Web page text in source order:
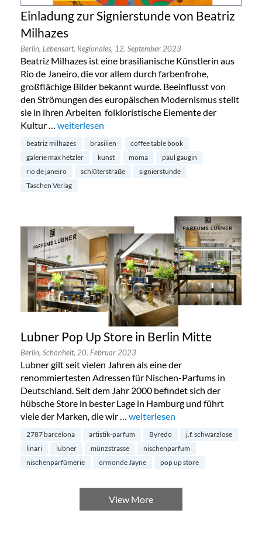
Einladung zur Signierstunde von Beatriz
Milhazes
Berlin, Lebensart, Regionales, 12. September 2023
Beatriz Milhazes ist eine brasilianische Künstlerin aus
Rio de Janeiro, die vor allem durch farbenfrohe,
großflächige Bilder bekannt wurde. Beeinflusst von
den Strömungen des europäischen Modernismus stellt
sie in ihren Arbeiten folkloristische Elemente der
Kultur … „Einladung zur Signierstunde von Beatriz Milhazes“
weiterlesen
beatriz milhazes brasilien
coffee table book
galerie max hetzler
kunst moma
paul gaugin
rio de janeiro
schlüterstraße
signierstunde
Taschen Verlag
Lubner Pop Up Store in Berlin Mitte
Berlin, Schönheit, 20. Februar 2023
Lubner gilt seit vielen Jahren als eine der
renommiertesten Adressen für Nischen-Parfums in
Deutschland. Seit dem Jahr 2000 befindet sich der
hübsche Store in bester Lage in Hamburg und führt
viele der Marken, die wir … „Lubner Pop Up Store in Berlin
weiterlesen
2787 barcelona artistik-parfum Byredo
j.f. schwarzlose
linari
lubner münzstrasse
nischenparfum
nischenparfümerie
ormonde Jayne pop up store
View More